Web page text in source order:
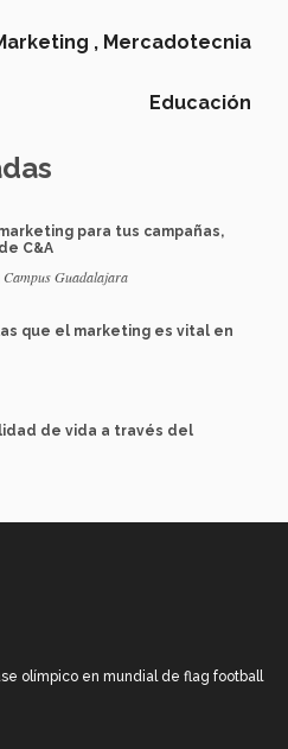
, Mercadotecnia
Educación
para tus campañas,
C&A
Campus Guadalajara
que el marketing es vital en
de vida a través del
olímpico en mundial de flag football